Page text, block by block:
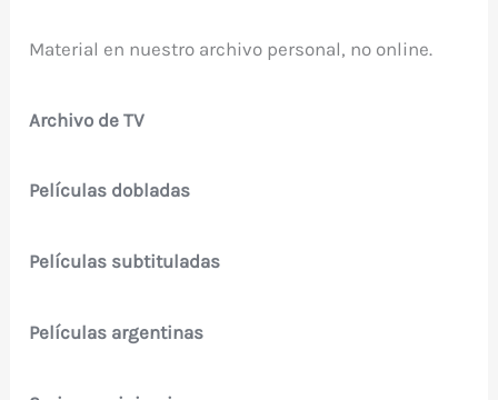
Material en nuestro archivo personal, no online.
Archivo de TV
Películas dobladas
Películas subtituladas
Películas argentinas